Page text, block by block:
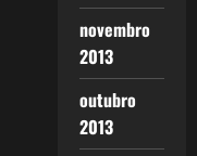
novembro
2013
outubro
2013